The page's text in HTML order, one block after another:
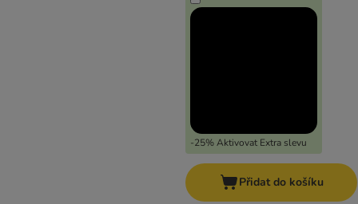
-25% Aktivovat Extra slevu
Přidat do košíku